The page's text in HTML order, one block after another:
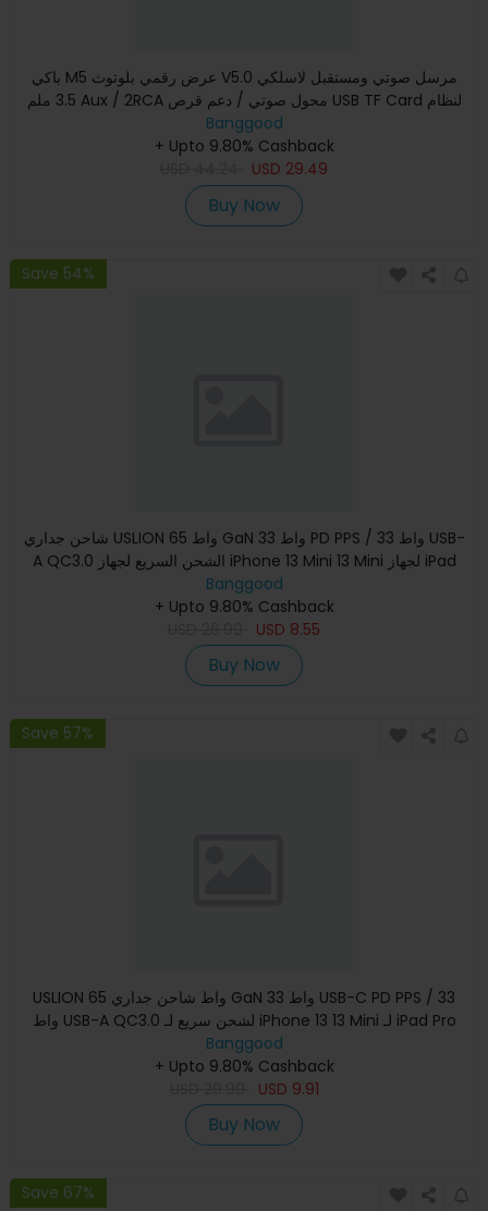
باكي M5 عرض رقمي بلوتوث V5.0 مرسل صوتي ومستقبل لاسلكي
3.5 ملم Aux / 2RCA محول صوتي / دعم قرص USB TF Card لنظام
التلفزيون
Banggood
+ Upto 9.80% Cashback
USD 29.49
Buy Now
Save 54%
شاحن جداري USLION 65 واط GaN 33 واط PD PPS / 33 واط USB-
A QC3.0 الشحن السريع لجهاز iPhone 13 Mini 13 Mini لجهاز iPad
Pro
Banggood
+ Upto 9.80% Cashback
USD 8.55
Buy Now
Save 57%
USLION 65 واط شاحن جداري GaN 33 واط USB-C PD PPS / 33
واط USB-A QC3.0 لشحن سريع لـ iPhone 13 13 Mini لـ iPad Pro
2021 لـ
Banggood
+ Upto 9.80% Cashback
USD 9.91
Buy Now
Save 67%